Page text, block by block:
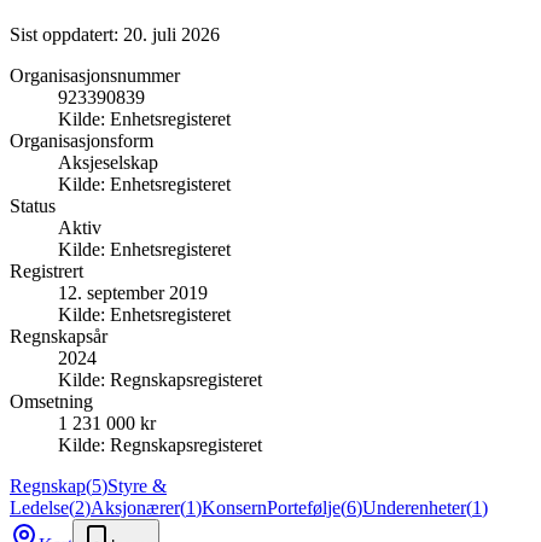
Sist oppdatert: 20. juli 2026
Organisasjonsnummer
923390839
Kilde: Enhetsregisteret
Organisasjonsform
Aksjeselskap
Kilde: Enhetsregisteret
Status
Aktiv
Kilde: Enhetsregisteret
Registrert
12. september 2019
Kilde: Enhetsregisteret
Regnskapsår
2024
Kilde: Regnskapsregisteret
Omsetning
1 231 000 kr
Kilde: Regnskapsregisteret
Regnskap(5)Styre &
Ledelse(2)Aksjonærer(1)KonsernPortefølje(6)Underenheter(1)